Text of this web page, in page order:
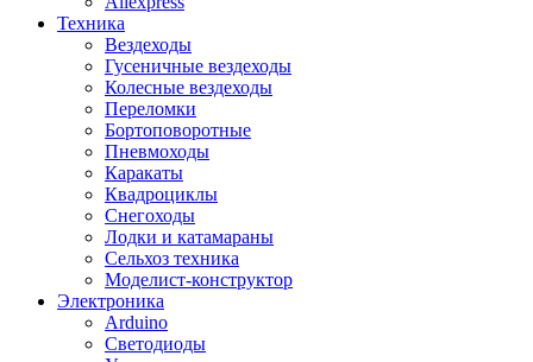
Техника
Вездеходы
Гусеничные вездеходы
Колесные вездеходы
Переломки
Бортоповоротные
Пневмоходы
Каракаты
Квадроциклы
Снегоходы
Лодки и катамараны
Сельхоз техника
Моделист-конструктор
Электроника
Arduino
Светодиоды